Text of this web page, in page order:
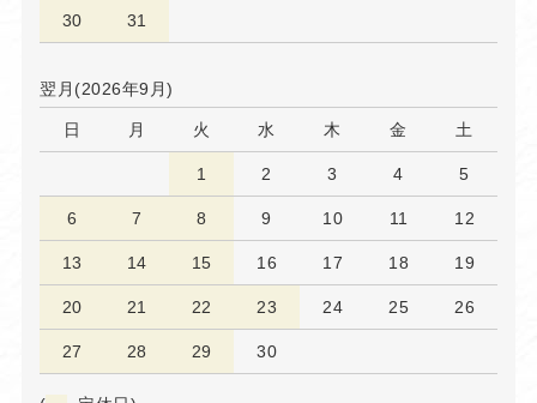
30 31
翌月(2026年9月)
日 月 火 水 木 金 土
1 2 3 4 5
6 7 8 9 10 11 12
13 14 15 16 17 18 19
20 21 22 23 24 25 26
27 28 29 30